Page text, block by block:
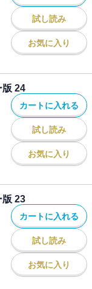
試し読み
お気に入り
24
カートに入れる
試し読み
お気に入り
23
カートに入れる
試し読み
お気に入り